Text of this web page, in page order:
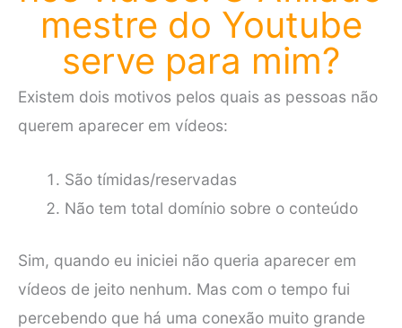
mestre do Youtube
serve para mim?
Existem dois motivos pelos quais as pessoas não
querem aparecer em vídeos:
São tímidas/reservadas
Não tem total domínio sobre o conteúdo
Sim, quando eu iniciei não queria aparecer em
vídeos de jeito nenhum. Mas com o tempo fui
percebendo que há uma conexão muito grande